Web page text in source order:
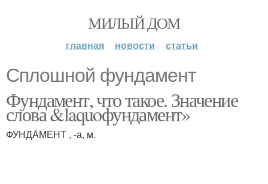
МИЛЫЙ ДОМ
главная новости статьи
Сплошной фундамент
Фундамент, что такое. Значение
слова &laquoфундамент»
ФУНДА́МЕНТ , -а, м.